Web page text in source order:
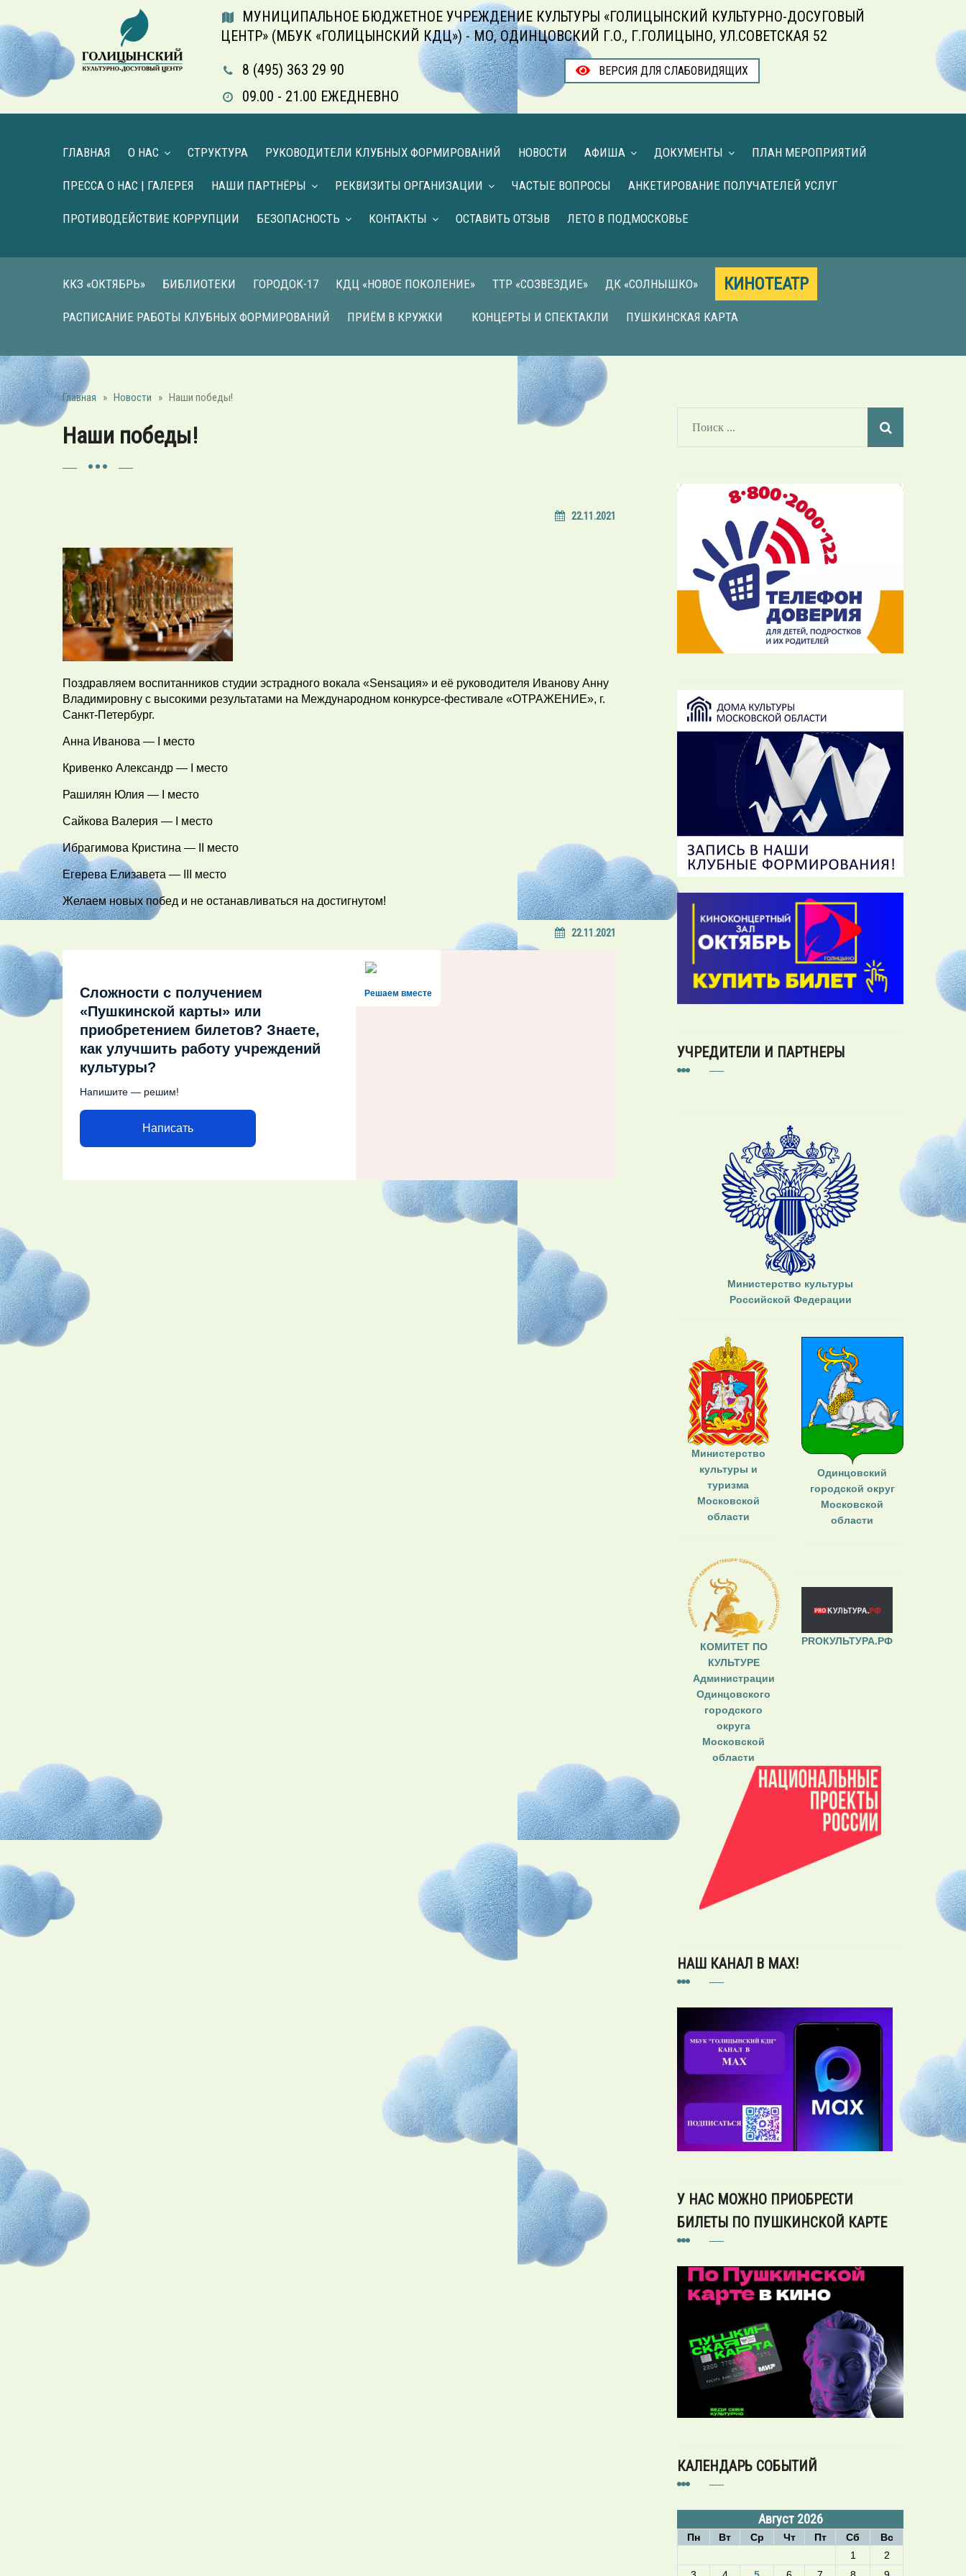
МУНИЦИПАЛЬНОЕ БЮДЖЕТНОЕ УЧРЕЖДЕНИЕ КУЛЬТУРЫ «ГОЛИЦЫНСКИЙ КУЛЬТУРНО-ДОСУГОВЫЙ
ЦЕНТР» (МБУК «ГОЛИЦЫНСКИЙ КДЦ») - МО, ОДИНЦОВСКИЙ Г.О., Г.ГОЛИЦЫНО, УЛ.СОВЕТСКАЯ 52
8 (495) 363 29 90
09.00 - 21.00 ЕЖЕДНЕВНО
ВЕРСИЯ ДЛЯ СЛАБОВИДЯЩИХ
ГЛАВНАЯ О НАС СТРУКТУРА РУКОВОДИТЕЛИ КЛУБНЫХ ФОРМИРОВАНИЙ НОВОСТИ АФИША ДОКУМЕНТЫ ПЛАН МЕРОПРИЯТИЙ
ПРЕССА О НАС | ГАЛЕРЕЯ НАШИ ПАРТНЁРЫ РЕКВИЗИТЫ ОРГАНИЗАЦИИ ЧАСТЫЕ ВОПРОСЫ АНКЕТИРОВАНИЕ ПОЛУЧАТЕЛЕЙ УСЛУГ
ПРОТИВОДЕЙСТВИЕ КОРРУПЦИИ БЕЗОПАСНОСТЬ КОНТАКТЫ ОСТАВИТЬ ОТЗЫВ ЛЕТО В ПОДМОСКОВЬЕ
ККЗ «ОКТЯБРЬ» БИБЛИОТЕКИ ГОРОДОК-17 КДЦ «НОВОЕ ПОКОЛЕНИЕ» ТТР «СОЗВЕЗДИЕ» ДК «СОЛНЫШКО» КИНОТЕАТР
РАСПИСАНИЕ РАБОТЫ КЛУБНЫХ ФОРМИРОВАНИЙ ПРИЁМ В КРУЖКИ КОНЦЕРТЫ И СПЕКТАКЛИ ПУШКИНСКАЯ КАРТА
Главная » Новости » Наши победы!
Наши победы!
22.11.2021
Поздравляем воспитанников студии эстрадного вокала «Sенsация» и её руководителя Иванову Анну
Владимировну с высокими результатами на Международном конкурсе-фестивале «ОТРАЖЕНИЕ», г.
Санкт-Петербург.
Анна Иванова — I место
Кривенко Александр — I место
Рашилян Юлия — I место
Сайкова Валерия — I место
Ибрагимова Кристина — II место
Егерева Елизавета — III место
Желаем новых побед и не останавливаться на достигнутом!
22.11.2021
Решаем вместе
Сложности с получением
«Пушкинской карты» или
приобретением билетов? Знаете,
как улучшить работу учреждений
культуры?
Напишите — решим!
Написать
УЧРЕДИТЕЛИ И ПАРТНЕРЫ
Министерство культуры
Российской Федерации
Министерство
культуры и
туризма
Московской
области
Одинцовский
городской округ
Московской
области
КОМИТЕТ ПО
КУЛЬТУРЕ
Администрации
Одинцовского
городского
округа
Московской
области
PROКУЛЬТУРА.РФ
НАШ КАНАЛ В MAX!
У НАС МОЖНО ПРИОБРЕСТИ
БИЛЕТЫ ПО ПУШКИНСКОЙ КАРТЕ
КАЛЕНДАРЬ СОБЫТИЙ
Август 2026
Пн Вт Ср Чт Пт Сб
Вс
1
2